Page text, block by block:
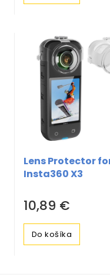
Lens Protector
Insta360 X3
10,89 €
Do košíka